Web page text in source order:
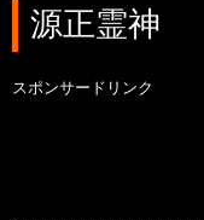
源正霊神
スポンサードリンク